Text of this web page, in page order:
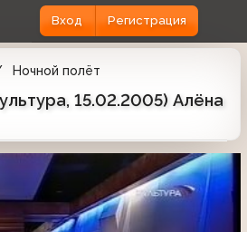
Вход Регистрация
Ночной полёт
15.02.2005) Алёна